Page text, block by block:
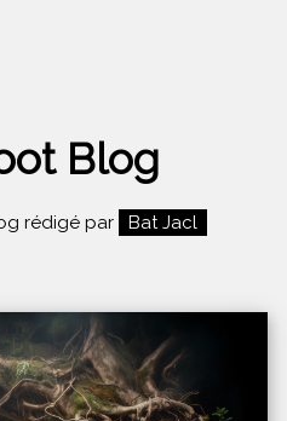
Blog
rédigé par Bat Jacl